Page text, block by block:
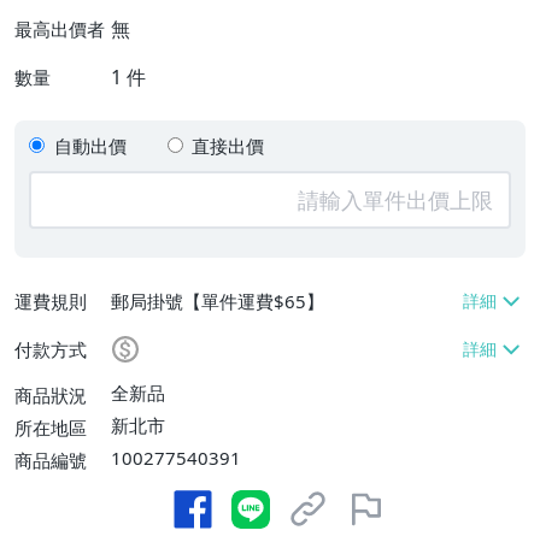
最高出價者 無
數量 1 件
自動出價 直接出價
運費規則
郵局掛號【單件運費$65】
付款方式
商品狀況
全新品
所在地區
新北市
商品編號
100277540391